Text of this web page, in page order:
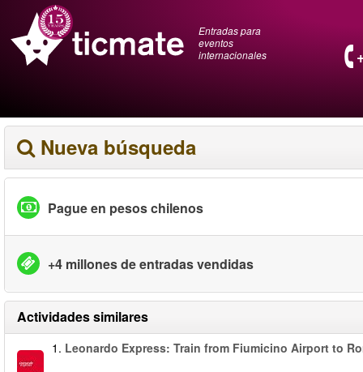
Entradas para
eventos
internacionales
Nueva búsqueda
Pague en pesos chilenos
+4 millones de entradas vendidas
Actividades similares
1. Leonardo Express: Train from Fiumicino Airport to